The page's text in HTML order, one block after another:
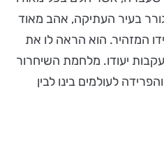
בעיר העתיקה, אהב מאוד
המזהיר. הוא הראה לו את
יעודו. מלחמת השיחרור
לעולמים בינו לבין